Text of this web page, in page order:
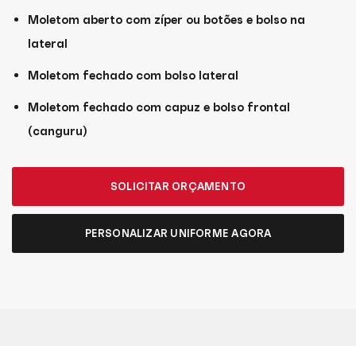
Moletom aberto com zíper ou botões e bolso na
lateral
Moletom fechado com bolso lateral
Moletom fechado com capuz e bolso frontal
(canguru)
SOLICITAR ORÇAMENTO
PERSONALIZAR UNIFORME AGORA